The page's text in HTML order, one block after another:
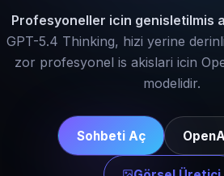
Profesyoneller icin genisletilmis
GPT-5.4 Thinking, hizi yerine
zor profesyonel is akislari icin
modelidir.
Sohbeti Aç